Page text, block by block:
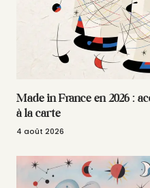
Made in France en 2026 :
à la carte
4 août 2026